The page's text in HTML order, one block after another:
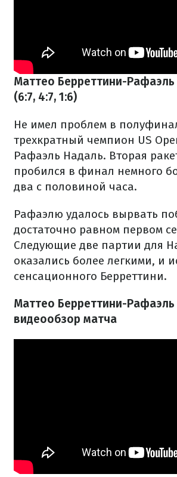
Маттео Берреттини-Рафаэль
(6:7, 4:7, 1:6)
Не имел проблем в
трехкратный чемпион US
Рафаэль Надаль. Вторая
пробился в финал немного
два с половиной часа.
Рафаэлю удалось вырвать
достаточно равном первом
Следующие две партии для
оказались более легкими, и
сенсационного Берреттини.
Маттео Берреттини-Рафаэль
видеообзор матча